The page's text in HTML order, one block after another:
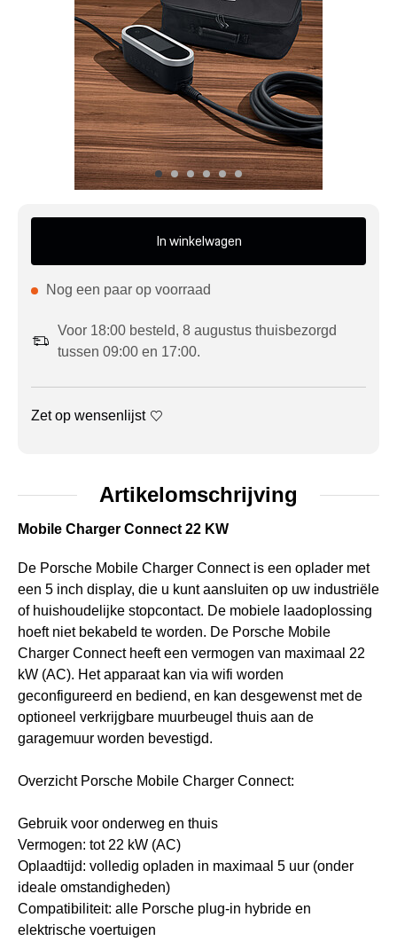
Meer Porsche
Porsche informatie
In winkelwagen
Nog een paar op voorraad
Voor 18:00 besteld, 8 augustus thuisbezorgd
tussen 09:00 en 17:00.
Zet op wensenlijst
Artikelomschrijving
Mobile Charger Connect 22 KW
De Porsche Mobile Charger Connect is een oplader met
een 5 inch display, die u kunt aansluiten op uw industriële
of huishoudelijke stopcontact. De mobiele laadoplossing
hoeft niet bekabeld te worden. De Porsche Mobile
Charger Connect heeft een vermogen van maximaal 22
kW (AC). Het apparaat kan via wifi worden
geconfigureerd en bediend, en kan desgewenst met de
optioneel verkrijgbare muurbeugel thuis aan de
garagemuur worden bevestigd.
Overzicht Porsche Mobile Charger Connect:
Gebruik voor onderweg en thuis
Vermogen: tot 22 kW (AC)
Oplaadtijd: volledig opladen in maximaal 5 uur (onder
ideale omstandigheden)
Compatibiliteit: alle Porsche plug-in hybride en
elektrische voertuigen